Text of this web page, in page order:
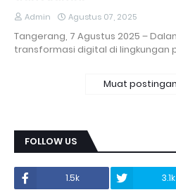
Admin Agustus 07, 2025
Tangerang, 7 Agustus 2025 –
transformasi digital di lingkungan
Muat
FOLLOW US
1.5k 3.1k